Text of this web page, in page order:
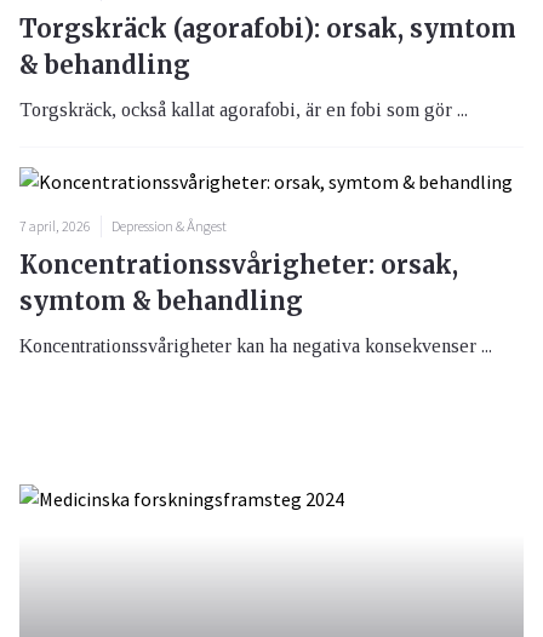
Torgskräck (agorafobi): orsak, symtom
& behandling
Torgskräck, också kallat agorafobi, är en fobi som gör ...
7 april, 2026 Depression & Ångest
Koncentrationssvårigheter: orsak,
symtom & behandling
Koncentrationssvårigheter kan ha negativa konsekvenser ...